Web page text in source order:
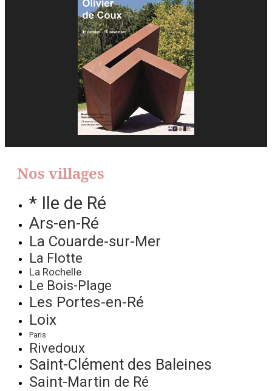
Nos villages
* Ile de Ré
Ars-en-Ré
La Couarde-sur-Mer
La Flotte
La Rochelle
Le Bois-Plage
Les Portes-en-Ré
Loix
Paris
Rivedoux
Saint-Clément des Baleines
Saint-Martin de Ré